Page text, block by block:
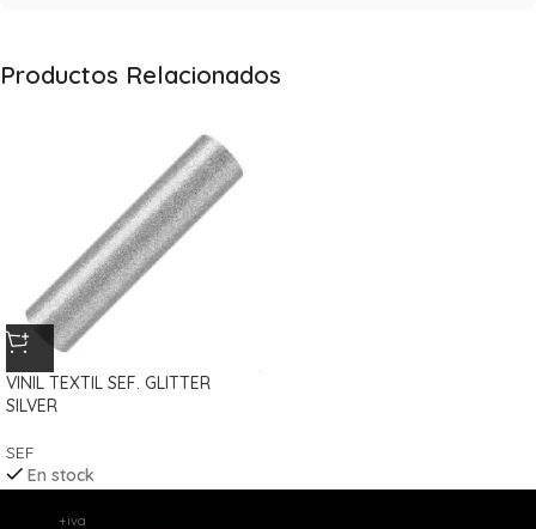
Productos Relacionados
VINIL TEXTIL SEF. GLITTER
SILVER
SEF
En stock
+iva